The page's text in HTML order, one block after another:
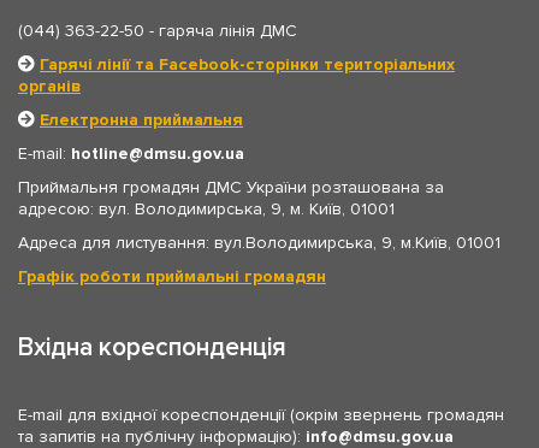
(044) 363-22-50 - гаряча лінія ДМС
Гарячі лінії та Facebook-сторінки територіальних
органів
Електронна приймальня
E-mail: hotline
dmsu.gov.ua
Приймальня громадян ДМС України розташована за
адресою: вул. Володимирська, 9, м. Київ, 01001
Адреса для листування: вул.Володимирська, 9, м.Київ, 01001
Графік роботи приймальні громадян
Вхідна кореспонденція
E-mail для вхідної кореспонденції (окрім звернень громадян
та запитів на публічну інформацію): info dmsu.gov.ua